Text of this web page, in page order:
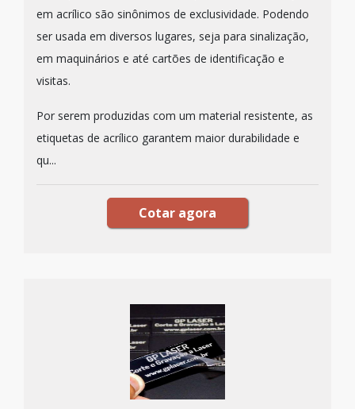
em acrílico são sinônimos de exclusividade. Podendo
ser usada em diversos lugares, seja para sinalização,
em maquinários e até cartões de identificação e
visitas.
Por serem produzidas com um material resistente, as
etiquetas de acrílico garantem maior durabilidade e
qu...
Cotar agora